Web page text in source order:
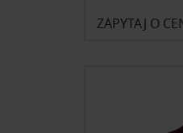
ZAPYTAJ O